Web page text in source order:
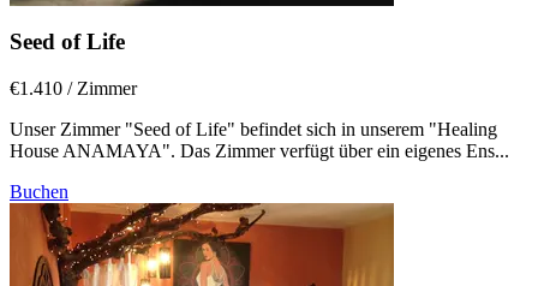
Seed of Life
€1.410 / Zimmer
Unser Zimmer "Seed of Life" befindet sich in unserem "Healing
House ANAMAYA". Das Zimmer verfügt über ein eigenes Ens...
Buchen